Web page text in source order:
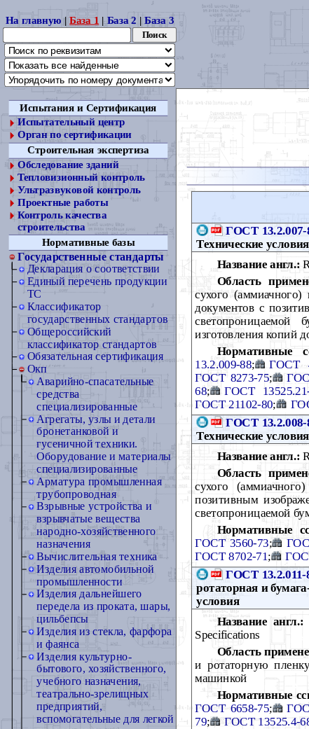
На главную |База 1 | База 2 |База 3
Испытания и Сертификация
Испытательный центр
Орган по сертификации
Строительная экспертиза
Обследование зданий
Тепловизионный контроль
Ультразвуковой контроль
Проектные работы
Контроль качества
строительства
Нормативные базы
Государственные стандарты
Декларация о соответствии
Единый перечень продукции
ТС
Классификатор
государственных стандартов
Общероссийский
классификатор стандартов
Обязательная сертификация
Окп
Аварийно-спасательные
средства
специализированные
Агрегаты, узлы и детали
бронетанковой и
гусеничной техники.
Оборудование и материалы
специализированные
Арматура промышленная
трубопроводная
Взрывные устройства и
взрывчатые вещества
народно-хозяйственного
назначения
Вычислительная техника
Изделия автомобильной
промышленности
Изделия дальнейшего
передела из проката, шары,
цильбепсы
Изделия из стекла, фарфора
и фаянса
Изделия культурно-
бытового, хозяйственного,
учебного назначения,
театрально-зрелищных
предприятий,
вспомогательные для легкой
ГОСТ 13.2.007-
Технические условия
Название англ.:
Область
сухого (аммиачного)
документов с
изготовления копий
Нормативные
13.2.009-88; ГОСТ
ГОСТ 8273-75;
68; ГОСТ
ГОСТ 21102-80;
ГОСТ 13.2.008-
Технические условия
Название англ.:
Область
сухого
позитивным
светопроницаемой
Нормативные
ГОСТ 3560-73;
ГОСТ 8702-71;
ГОСТ 13.2.011-
ротаторная и
условия
Название англ.:
Specifications
Область
и ротаторную
машинкой
Нормативные
ГОСТ 6658-75;
79; ГОСТ 13525.4-